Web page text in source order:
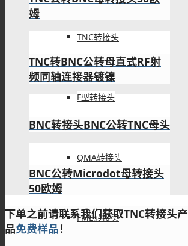
TNC转接头
F型转接头
QMA转接头
FME转接头
姆
TNC转BNC公转母直式RF射
频同轴连接器镀镍
BNC转接头BNC公转TNC母头
BNC公转Microdot母转接头
50欧姆
下单之前请联系我们获取TNC转接头产
品免费样品！